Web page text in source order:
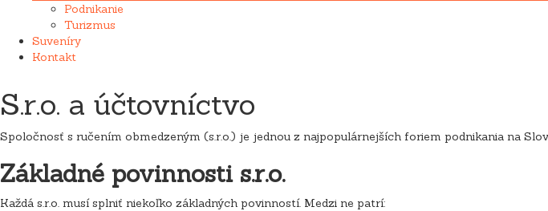
Podnikanie
Turizmus
Suveníry
Kontakt
S.r.o. a účtovníctvo
Spoločnosť s ručením obmedzeným (s.r.o.) je jednou z najpopulárnejších foriem podnikania na
Základné povinnosti s.r.o.
Každá s.r.o. musí splniť niekoľko základných povinností. Medzi ne patrí: